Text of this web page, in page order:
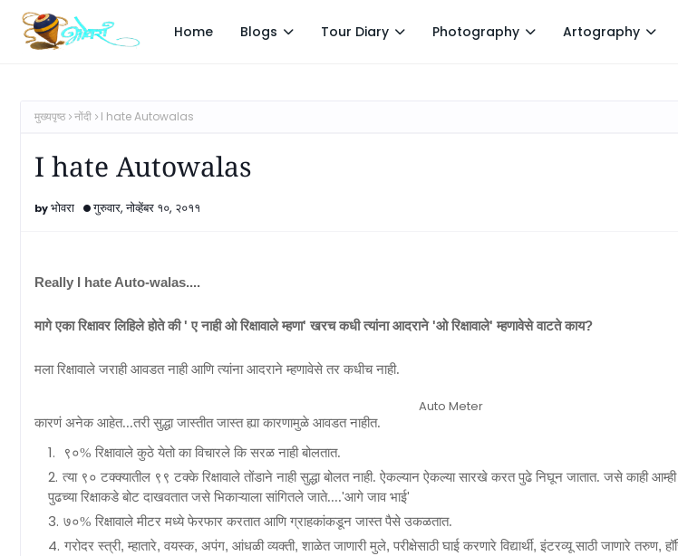
Home Blogs Tour Diary Photography Artography
मुख्यपृष्ठ नोंदी I hate Autowalas
I hate Autowalas
भोवरा गुरुवार, नोव्हेंबर १०, २०११
Really I hate Auto-walas....
मागे एका रिक्षावर लिहिले होते की' ए नाही ओ रिक्षावाले म्हणा' खरच कधी त्यांना आदराने'ओ रिक्षावाले' म्हणावेसे वाटते काय?
मला रिक्षावाले जराही आवडत नाही आणि त्यांना आदराने म्हणावेसे तर कधीच नाही.
Auto Meter
कारणं अनेक आहेत...तरी सुद्धा जास्तीत जास्त ह्या कारणामुळे आवडत नाहीत.
९०% रिक्षावाले कुठे येतो का विचारले कि सरळ नाही बोलतात.
त्या ९० टक्क्यातील ९९ टक्के रिक्षावाले तोंडाने नाही सुद्धा बोलत नाही. ऐकल्यान ऐकल्या सारखे करत पुढे निघून जातात. जसे काही आम्ही
पुढच्या रिक्षाकडे बोट दाखवतात जसे भिकाऱ्याला सांगितले जाते....'आगे जाव भाई'
७०% रिक्षावाले मीटर मध्ये फेरफार करतात आणि ग्राहकांकडून जास्त पैसे उकळतात.
गरोदर स्त्री, म्हातारे, वयस्क, अपंग, आंधळी व्यक्ती, शाळेत जाणारी मुले, परीक्षेसाठी घाई करणारे विद्यार्थी, इंटरव्यू साठी जाणारे तरुण,